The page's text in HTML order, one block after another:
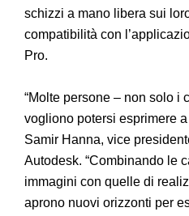
schizzi a mano libera sui
compatibilità con
Pro.
“Molte persone – non solo i
vogliono potersi esprimere
Samir Hanna, vice
Autodesk. “Combinando le
immagini con quelle di
aprono nuovi orizzonti per